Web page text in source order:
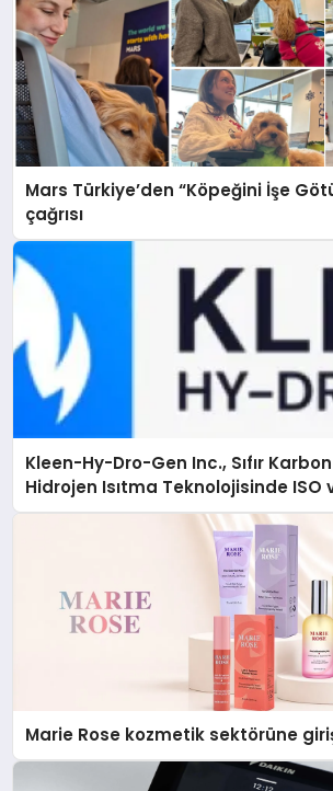
Mars Türkiye’den “Köpeğini İşe
çağrısı
Kleen-Hy-Dro-Gen Inc., Sıfır
Hidrojen Isıtma Teknolojisinde ISO
Düzenleyici Onaylarını Aldı
Marie Rose kozmetik sektörüne